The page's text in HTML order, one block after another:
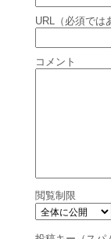
URL（必須では
コメント
閲覧制限